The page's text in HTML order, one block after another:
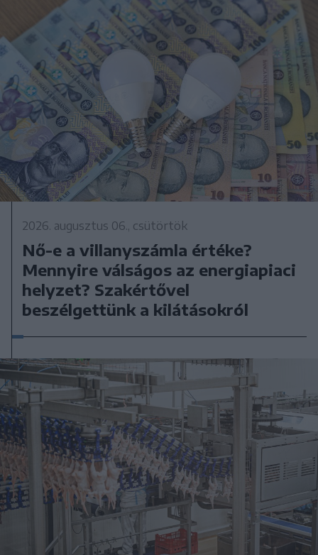
2026. augusztus 06., csütörtök
Nő-e a villanyszámla értéke?
Mennyire válságos az energiapiaci
helyzet? Szakértővel
beszélgettünk a kilátásokról